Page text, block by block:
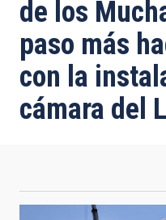
a
la
navegación
de los
paso más
con la
cámara del